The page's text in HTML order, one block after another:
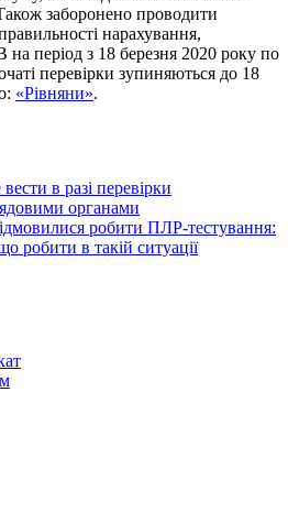
заборонено проводити
нарахування,
період з 18 березня 2020 року по
перевірки зупиняються до 18
«Рівняни».
в разі перевірки
органами
робити ПЛР-тестування:
робити в такій ситуації